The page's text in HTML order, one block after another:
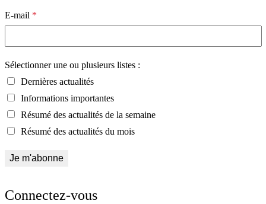
E-mail *
Sélectionner une ou plusieurs listes :
Dernières actualités
Informations importantes
Résumé des actualités de la semaine
Résumé des actualités du mois
Connectez-vous